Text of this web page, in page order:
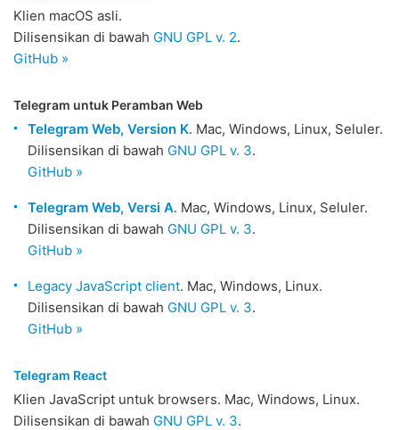
Klien macOS asli.
Dilisensikan di bawah GNU GPL v. 2.
GitHub »
Telegram untuk Peramban Web
Telegram Web, Version K. Mac, Windows, Linux, Seluler.
Dilisensikan di bawah GNU GPL v. 3.
GitHub »
Telegram Web, Versi A. Mac, Windows, Linux, Seluler.
Dilisensikan di bawah GNU GPL v. 3.
GitHub »
Legacy JavaScript client. Mac, Windows, Linux.
Dilisensikan di bawah GNU GPL v. 3.
GitHub »
Telegram React
Klien JavaScript untuk browsers. Mac, Windows, Linux.
Dilisensikan di bawah GNU GPL v. 3.